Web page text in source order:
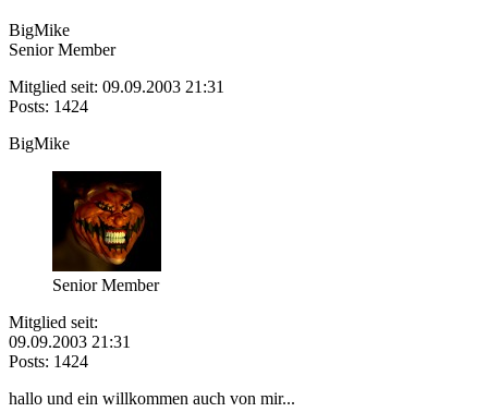
BigMike
Senior Member
Mitglied seit: 09.09.2003 21:31
Posts: 1424
BigMike
Senior Member
Mitglied seit:
09.09.2003 21:31
Posts: 1424
hallo und ein willkommen auch von mir...